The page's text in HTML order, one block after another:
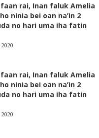
faan rai, Inan faluk Amelia
ninia bei oan na’in 2
no hari uma iha fatin
faan rai, Inan faluk Amelia
ninia bei oan na’in 2
no hari uma iha fatin